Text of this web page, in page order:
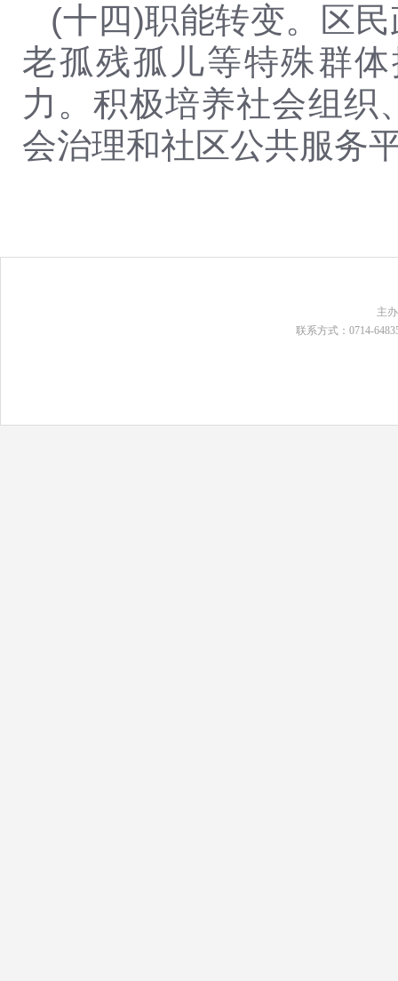
(十四)职能转变。区
老孤残孤儿等特殊群
力。积极培养社会组织
会治理和社区公共服务
主
联系方式：0714-